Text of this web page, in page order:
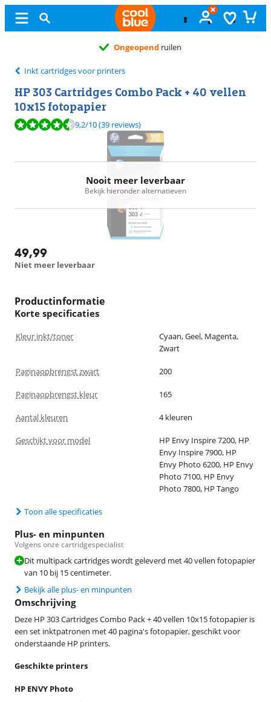
Ongeopend ruilen
Inkt cartridges voor printers
HP 303 Cartridges Combo Pack + 40 vellen
10x15 fotopapier
Beoordeling is 9,2 van de 10, gebaseerd op 39 reviews.
9,2/10(39 reviews)
Nooit meer leverbaar
Bekijk hieronder alternatieven
49,99
Niet meer leverbaar
Productinformatie
Korte specificaties
Kleur inkt/toner
Cyaan, Geel, Magenta,
Zwart
Paginaopbrengst zwart 200
Paginaopbrengst kleur 165
Aantal kleuren 4 kleuren
Geschikt voor model
HP Envy Inspire 7200, HP
Envy Inspire 7900, HP
Envy Photo 6200, HP Envy
Photo 7100, HP Envy
Photo 7800, HP Tango
Toon alle specificaties
Plus- en minpunten
Volgens onze cartridgespecialist
Dit multipack cartridges wordt geleverd met 40 vellen fotopapier
van 10 bij 15 centimeter.
Bekijk alle plus- en minpunten
Omschrijving
Deze HP 303 Cartridges Combo Pack + 40 vellen 10x15 fotopapier is
een set inktpatronen met 40 pagina's fotopapier, geschikt voor
onderstaande HP printers.
Geschikte printers
HP ENVY Photo